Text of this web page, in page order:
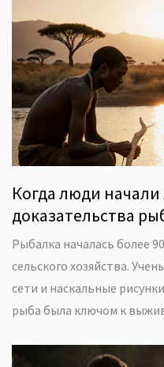
Когда люди
доказательства
Рыбалка началась более
сельского хозяйства.
сети и наскальные
рыба была ключом к